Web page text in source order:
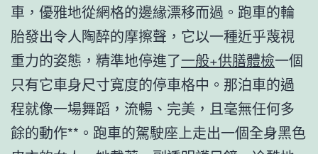
車，優雅地從網格的邊緣漂移而過。跑車的輪
胎發出令人陶醉的摩擦聲，它以一種近乎蔑視
重力的姿態，精準地停進了一般+供膳體檢一個
只有它車身尺寸寬度的停車格中。那泊車的過
程就像一場舞蹈，流暢、完美，且毫無任何多
餘的動作**。跑車的駕駛座上走出一個全身黑色